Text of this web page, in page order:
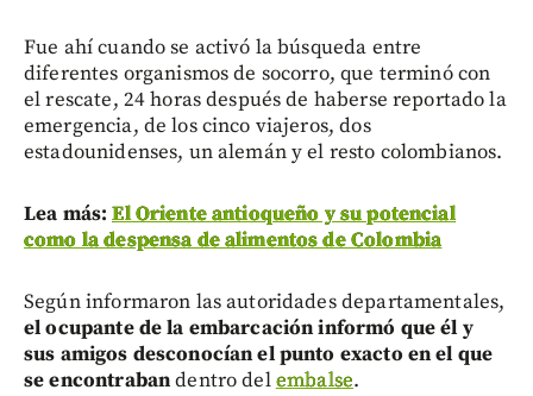
Fue ahí cuando se activó la búsqueda entre
diferentes organismos de socorro, que terminó con
el rescate, 24 horas después de haberse reportado la
emergencia, de los cinco viajeros, dos
estadounidenses, un alemán y el resto colombianos.
Lea más:El Oriente antioqueño y su potencial
como la despensa de alimentos de Colombia
Según informaron las autoridades departamentales,
el ocupante de la embarcación informó que él y
sus amigos desconocían el punto exacto en el que
se encontrabandentro delembalse.